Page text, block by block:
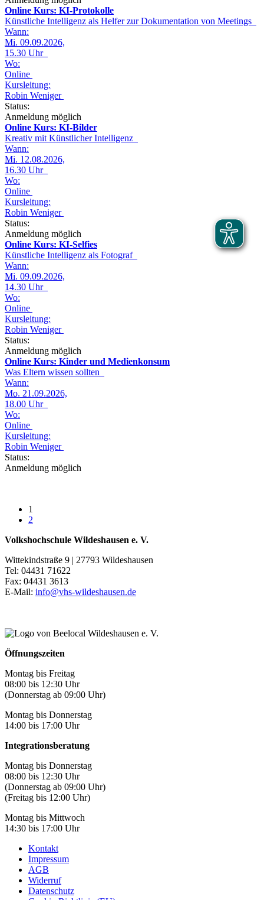
Online Kurs: KI-Protokolle
Künstliche Intelligenz als Helfer zur Dokumentation von Meetings
Wann:
Mi. 09.09.2026,
15.30 Uhr
Wo:
Online
Kursleitung:
Robin Weniger
Status:
Anmeldung möglich
Online Kurs: KI-Bilder
Kreativ mit Künstlicher Intelligenz
Wann:
Mi. 12.08.2026,
16.30 Uhr
Wo:
Online
Kursleitung:
Robin Weniger
Status:
Anmeldung möglich
Online Kurs: KI-Selfies
Künstliche Intelligenz als Fotograf
Wann:
Mi. 09.09.2026,
14.30 Uhr
Wo:
Online
Kursleitung:
Robin Weniger
Status:
Anmeldung möglich
Online Kurs: Kinder und Medienkonsum
Was Eltern wissen sollten
Wann:
Mo. 21.09.2026,
18.00 Uhr
Wo:
Online
Kursleitung:
Robin Weniger
Status:
Anmeldung möglich
1
2
Volkshochschule Wildeshausen e. V.
Wittekindstraße 9 | 27793 Wildeshausen
Tel: 04431 71622
Fax: 04431 3613
E-Mail: info@vhs-wildeshausen.de
Öffnungszeiten
Montag bis Freitag
08:00 bis 12:30 Uhr
(Donnerstag ab 09:00 Uhr)
Montag bis Donnerstag
14:00 bis 17:00 Uhr
Integrationsberatung
Montag bis Donnerstag
08:00 bis 12:30 Uhr
(Donnerstag ab 09:00 Uhr)
(Freitag bis 12:00 Uhr)
Montag bis Mittwoch
14:30 bis 17:00 Uhr
Kontakt
Impressum
AGB
Widerruf
Datenschutz